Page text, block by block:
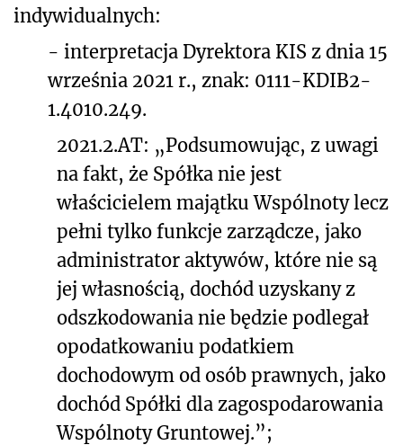
indywidualnych:
- interpretacja Dyrektora KIS z dnia 15
września 2021 r., znak: 0111-KDIB2-
1.4010.249.
2021.2.AT: „Podsumowując, z uwagi
na fakt, że Spółka nie jest
właścicielem majątku Wspólnoty lecz
pełni tylko funkcje zarządcze, jako
administrator aktywów, które nie są
jej własnością, dochód uzyskany z
odszkodowania nie będzie podlegał
opodatkowaniu podatkiem
dochodowym od osób prawnych, jako
dochód Spółki dla zagospodarowania
Wspólnoty Gruntowej.”;